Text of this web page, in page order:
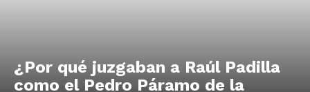
¿Por qué juzgaban a Raúl Padilla
como el Pedro Páramo de la